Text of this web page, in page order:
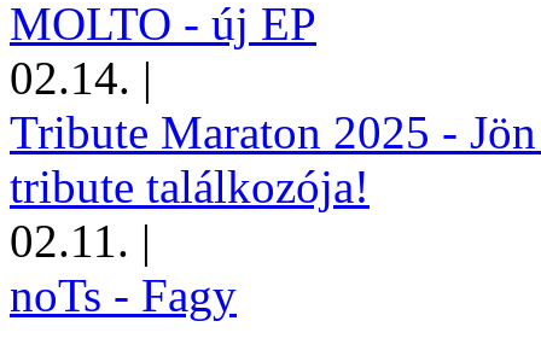
MOLTO - új EP
02.14. |
Tribute Maraton 2025 -
tribute találkozója!
02.11. |
noTs - Fagy